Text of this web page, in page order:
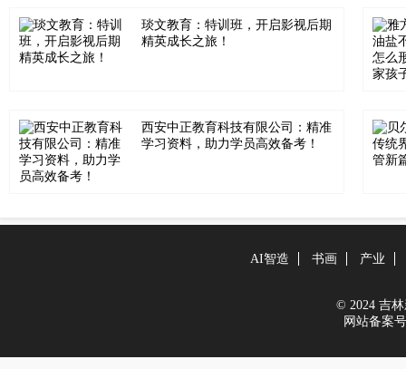
琰文教育：特训班，开启影视后期
精英成长之旅！
西安中正教育科技有限公司：精准
学习资料，助力学员高效备考！
AI智造 书画 产业
© 2024 吉林
网站备案